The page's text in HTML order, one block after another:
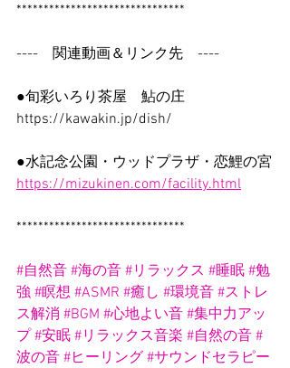
*******************************
----　関連動画＆リンク先　----
●旬彩いろり茶屋　鮎の庄
https://kawakin.jp/dish/
●水記念公園・ウッドプラザ・恋鯉の宮
https://mizukinen.com/facility.html
*******************************
#自然音 #海の音 #リラックス #睡眠 #勉
強 #瞑想 #ASMR #癒し #環境音 #ストレ
ス解消 #BGM #心地よい音 #集中力アッ
プ #安眠 #リラックス音楽 #自然の音 #
波の音 #ヒーリング #サウンドセラピー